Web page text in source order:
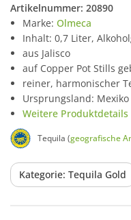
Artikelnummer: 20890
Marke: Olmeca
Inhalt: 0,7 Liter,
aus Jalisco
auf Copper Pot Stills
reiner, harmonischer
Ursprungsland: Mexiko
Weitere Produktdetails
Tequila (geografische
Kategorie: Tequila Gold